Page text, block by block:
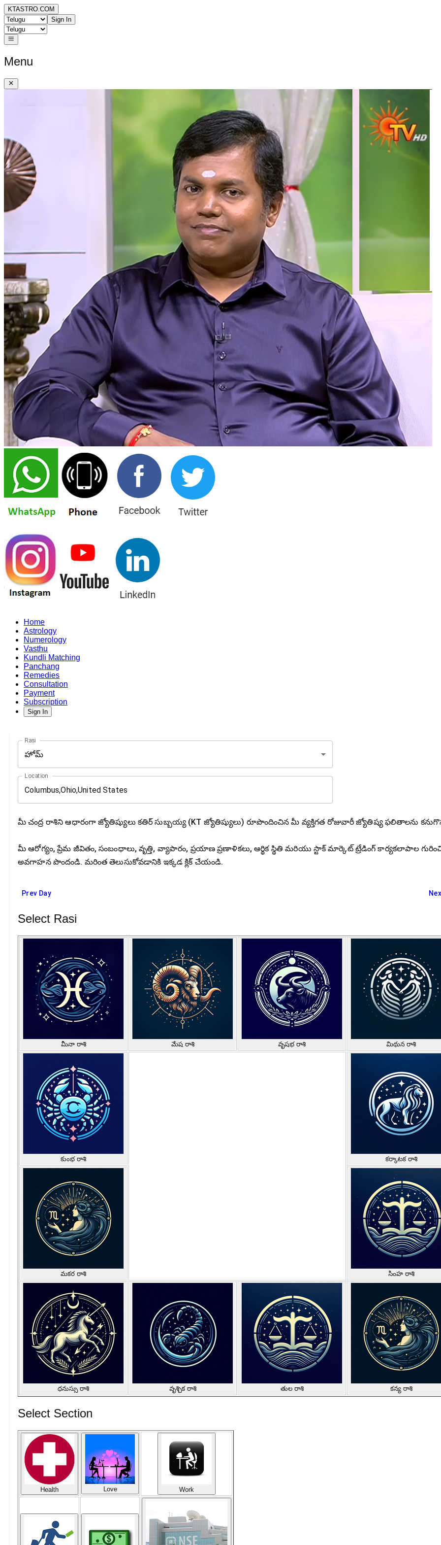
KTASTRO.COM
Sign In
Menu
Home
Astrology
Numerology
Vasthu
Kundli Matching
Panchang
Remedies
Consultation
Payment
Subscription
Sign In
Rasi
హోమ్
Location
మీ చంద్ర రాశిని ఆధారంగా జ్యోతిష్యులు కతిర్ సుబ్బయ్య (KT జ్యోతిష్యులు) రూపొందించిన మీ వ్యక్తిగత రోజువారీ జ్యోతిష్య ఫలితాలను
మీ ఆరోగ్యం, ప్రేమ జీవితం, సంబంధాలు, వృత్తి, వ్యాపారం, ప్రయాణ ప్రణాళికలు, ఆర్థిక స్థితి మరియు స్టాక్ మార్కెట్ ట్రేడింగ్ కార్యకలాపాల
అవగాహన పొందండి. మరింత తెలుసుకోవడానికి ఇక్కడ క్లిక్ చేయండి.
Prev Day
Select Rasi
మీనా రాశి మేష రాశి వృషభ రాశి మిథున రాశి
కుంభ రాశి కర్కాటక రాశి
మకర రాశి సింహ రాశి
ధనుస్సు రాశి వృశ్చిక రాశి తుల రాశి కన్య రాశి
Select Section
Health Love Work